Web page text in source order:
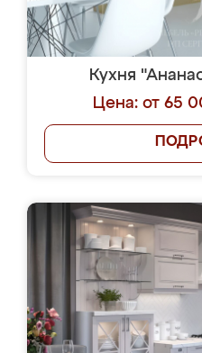
Кухня
Цена: от 65